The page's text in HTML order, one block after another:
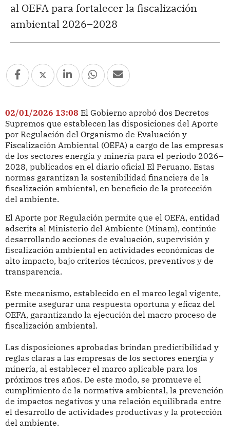
al OEFA para fortalecer la fiscalización
ambiental 2026–2028
02/01/2026 13:08 El Gobierno aprobó dos Decretos
Supremos que establecen las disposiciones del Aporte
por Regulación del Organismo de Evaluación y
Fiscalización Ambiental (OEFA) a cargo de las empresas
de los sectores energía y minería para el periodo 2026–
2028, publicados en el diario oficial El Peruano. Estas
normas garantizan la sostenibilidad financiera de la
fiscalización ambiental, en beneficio de la protección
del ambiente.
El Aporte por Regulación permite que el OEFA, entidad
adscrita al Ministerio del Ambiente (Minam), continúe
desarrollando acciones de evaluación, supervisión y
fiscalización ambiental en actividades económicas de
alto impacto, bajo criterios técnicos, preventivos y de
transparencia.
Este mecanismo, establecido en el marco legal vigente,
permite asegurar una respuesta oportuna y eficaz del
OEFA, garantizando la ejecución del macro proceso de
fiscalización ambiental.
Las disposiciones aprobadas brindan predictibilidad y
reglas claras a las empresas de los sectores energía y
minería, al establecer el marco aplicable para los
próximos tres años. De este modo, se promueve el
cumplimiento de la normativa ambiental, la prevención
de impactos negativos y una relación equilibrada entre
el desarrollo de actividades productivas y la protección
del ambiente.